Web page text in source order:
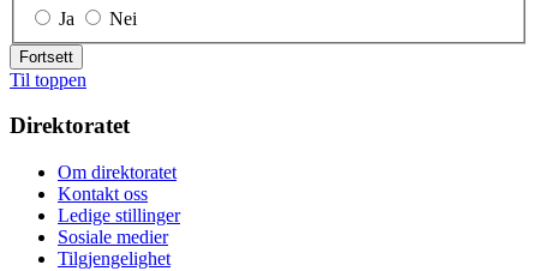
Ja
Nei
Fortsett
Til toppen
Direktoratet
Om direktoratet
Kontakt oss
Ledige stillinger
Sosiale medier
Tilgjengelighet